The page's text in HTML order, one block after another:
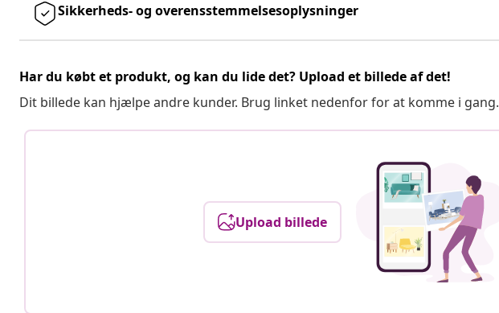
Sikkerheds- og overensstemmelsesoplysninger
Har du købt et produkt, og kan du lide det? Upload et billede af det!
Dit billede kan hjælpe andre kunder. Brug linket nedenfor for at komme i gang.
Upload billede